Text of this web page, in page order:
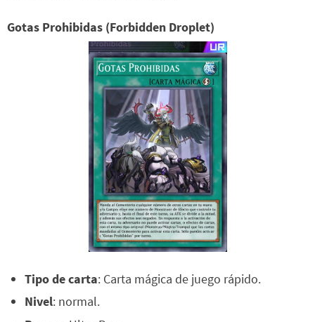
Gotas Prohibidas (Forbidden Droplet)
Tipo de carta: Carta mágica de juego rápido.
Nivel: normal.